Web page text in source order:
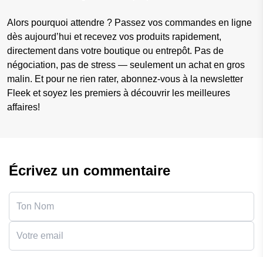
Alors pourquoi attendre ? Passez vos commandes en ligne
dès aujourd’hui et recevez vos produits rapidement,
directement dans votre boutique ou entrepôt. Pas de
négociation, pas de stress — seulement un achat en gros
malin. Et pour ne rien rater, abonnez-vous à la newsletter
Fleek et soyez les premiers à découvrir les meilleures
affaires!
Écrivez un commentaire